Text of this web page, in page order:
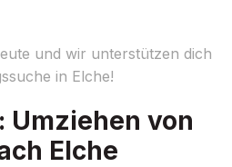
und wir unterstützen dich
in Elche!
Umziehen von
Elche